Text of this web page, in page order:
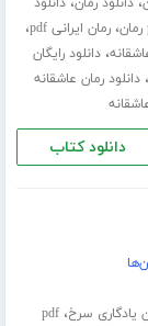
،رمان ایرانی pdf ،
،دانلود رایگان
،دانلود رمان عاشقانه
دانلود کتاب
یادگاری سرخ،pdf